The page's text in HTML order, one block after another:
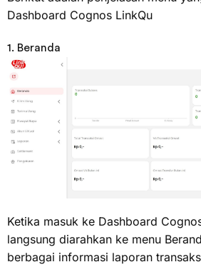
Dashboard Cognos LinkQu
1. Beranda
Ketika masuk ke Dashboard
langsung diarahkan ke menu
berbagai informasi laporan